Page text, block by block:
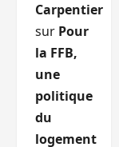
Carpentier
sur Pour
la FFB,
une
politique
du
logement